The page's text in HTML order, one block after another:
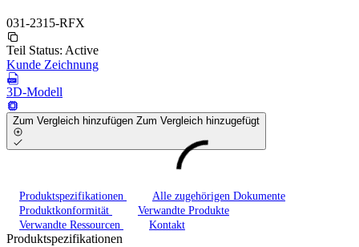
031-2315-RFX
Teil Status: Active
Kunde Zeichnung
3D-Modell
Zum Vergleich hinzufügen Zum Vergleich hinzugefügt
Produktspezifikationen
Alle zugehörigen Dokumente
Produktkonformität
Verwandte Produkte
Verwandte Ressourcen
Kontakt
Produktspezifikationen